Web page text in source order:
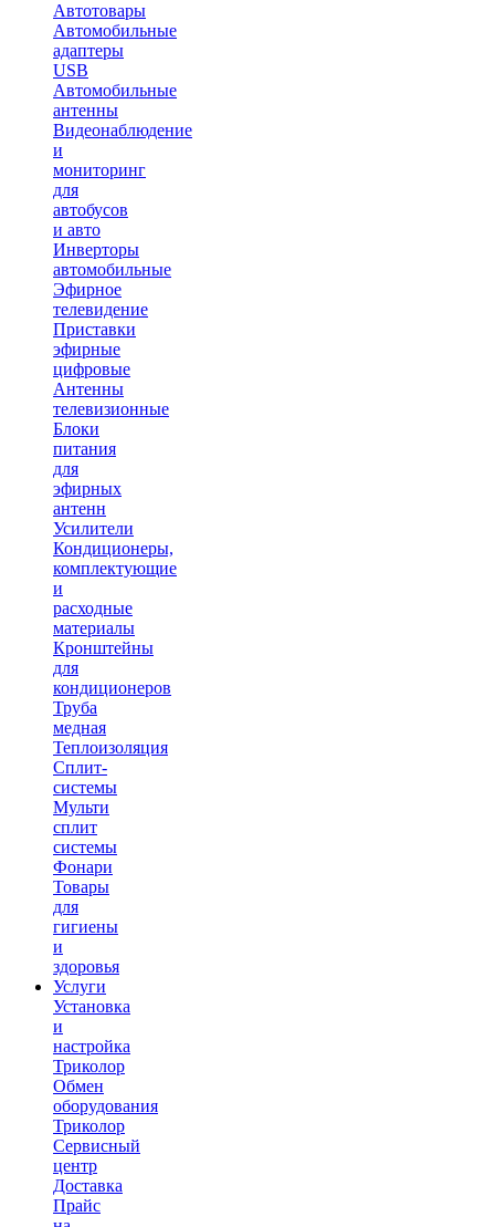
Автотовары
Автомобильные
адаптеры
USB
Автомобильные
антенны
Видеонаблюдение
и
мониторинг
для
автобусов
и авто
Инверторы
автомобильные
Эфирное
телевидение
Приставки
эфирные
цифровые
Антенны
телевизионные
Блоки
питания
для
эфирных
антенн
Усилители
Кондиционеры,
комплектующие
и
расходные
материалы
Кронштейны
для
кондиционеров
Труба
медная
Теплоизоляция
Сплит-
системы
Мульти
сплит
системы
Фонари
Товары
для
гигиены
и
здоровья
Услуги
Установка
и
настройка
Триколор
Обмен
оборудования
Триколор
Сервисный
центр
Доставка
Прайс